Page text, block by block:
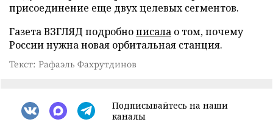
присоединение еще двух целевых сегментов.
Газета ВЗГЛЯД подробнописала о том, почему
России нужна новая орбитальная станция.
Текст: Рафаэль Фахрутдинов
Подписывайтесь на наши
каналы